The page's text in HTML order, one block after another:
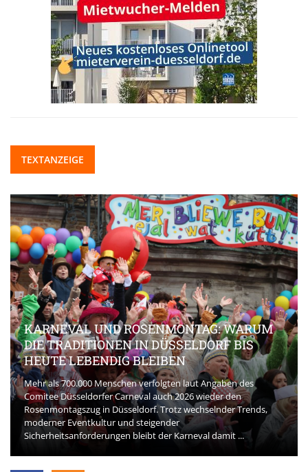
TEXTANZEIGE
KARNEVAL UND ROSENMONTAG: WARUM
DIE TRADITIONEN IN DÜSSELDORF BIS
HEUTE LEBENDIG BLEIBEN
Mehr als 700.000 Menschen verfolgten laut Angaben des
Comitee Düsseldorfer Carneval auch 2026 wieder den
Rosenmontagszug in Düsseldorf. Trotz wechselnder Trends,
moderner Eventkultur und steigender
Sicherheitsanforderungen bleibt der Karneval damit ...